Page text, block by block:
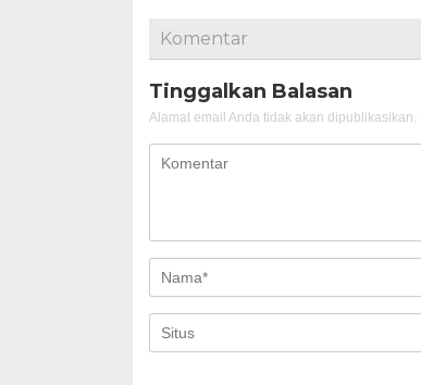
Komentar
Tinggalkan Balasan
Alamat email Anda tidak akan dipublikasikan.